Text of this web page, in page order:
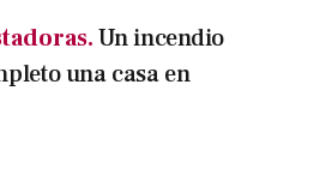
Un incendio
una casa en